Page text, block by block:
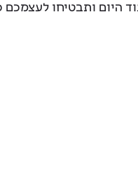
היום ותבטיחו